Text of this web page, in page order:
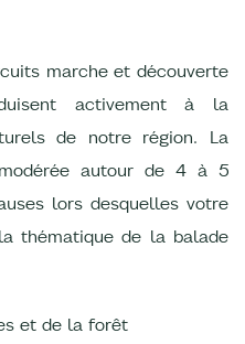
marche et découverte
activement à la
de notre région. La
autour de 4 à 5
lors desquelles votre
thématique de la balade
et de la forêt